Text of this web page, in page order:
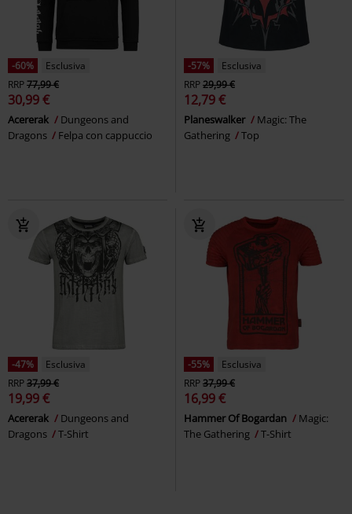
-60%
Esclusiva
RRP77,99 €
30,99 €
Acererak
Dungeons and
Dragons
Felpa con cappuccio
-57%
Esclusiva
RRP29,99 €
12,79 €
Planeswalker
Magic: The
Gathering
Top
-47%
Esclusiva
RRP37,99 €
19,99 €
Acererak
Dungeons and
Dragons
T-Shirt
-55%
Esclusiva
RRP37,99 €
16,99 €
Hammer Of Bogardan
Magic:
The Gathering
T-Shirt